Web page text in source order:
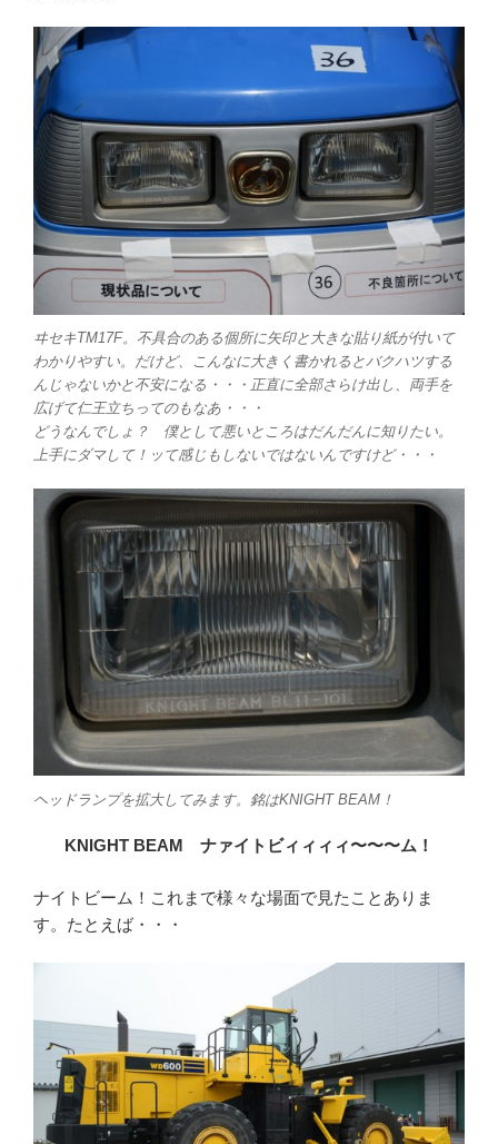
ヰセキTM17F。不具合のある個所に矢印と大きな貼り紙が付いて
わかりやすい。だけど、こんなに大きく書かれるとバクハツする
んじゃないかと不安になる・・・正直に全部さらけ出し、両手を
広げて仁王立ちってのもなあ・・・
どうなんでしょ？ 僕として悪いところはだんだんに知りたい。
上手にダマして！ッて感じもしないではないんですけど・・・
ヘッドランプを拡大してみます。銘はKNIGHT BEAM！
KNIGHT BEAM ナァイトビィィィィ〜〜〜ム！
ナイトビーム！これまで様々な場面で見たことありま
す。たとえば・・・